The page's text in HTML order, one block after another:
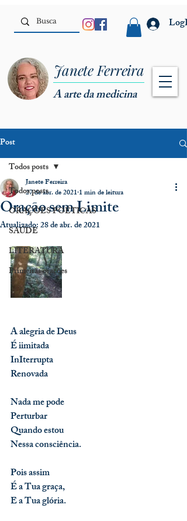
LogIn
A arte da medicina
Janete Ferreira
Post
Todos posts
ORAÇÕES POÉTICAS
SAÚDE
LITERATURA
Primeiras orações
Todos posts
Oração sem Limite
Janete Ferreira
27 de abr. de 20211 min de leitura
Atualizado:28 de abr. de 2021
A alegria de Deus
É iimitada
InIterrupta
Renovada
Nada me pode
Perturbar
Quando estou
Nessa consciência.
Pois assim
É a Tua graça,
E a Tua glória.